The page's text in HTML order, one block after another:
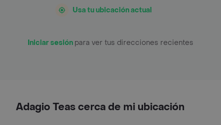
Usa tu ubicación actual
Iniciar sesión para ver tus direcciones recientes
Adagio Teas cerca de mi ubicación